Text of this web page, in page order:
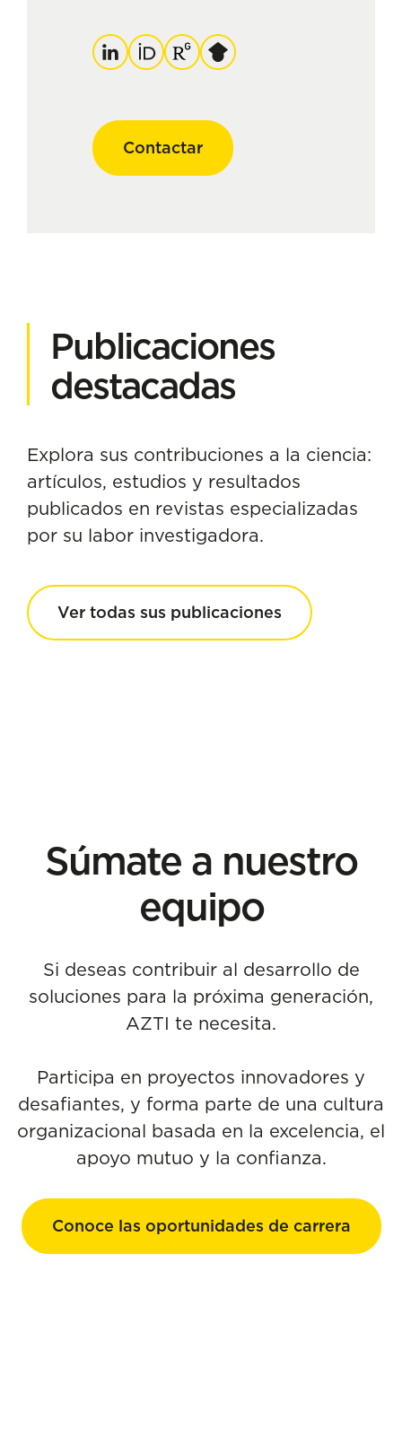
Linkedin
OrcidResearchGate
Google
Scholar
Contactar
Publicaciones
destacadas
Explora sus contribuciones a la ciencia:
artículos, estudios y resultados
publicados en revistas especializadas
por su labor investigadora.
Ver todas sus publicaciones
Súmate a nuestro
equipo
Si deseas contribuir al desarrollo de
soluciones para la próxima generación,
AZTI te necesita.
Participa en proyectos innovadores y
desafiantes, y forma parte de una cultura
organizacional basada en la excelencia, el
apoyo mutuo y la confianza.
Conoce las oportunidades de carrera